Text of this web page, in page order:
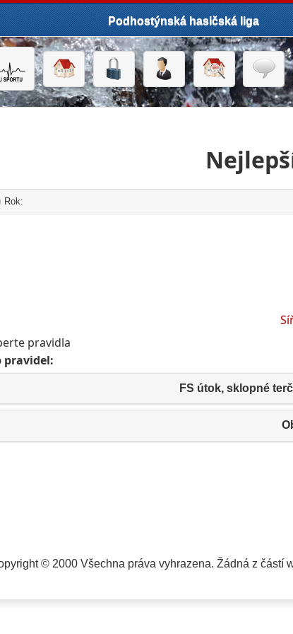
Podhostýnská hasičská liga
Rok:
pravidla
pravidel:
FS útok, sklopné
© 2000 Všechna práva vyhrazena. Žádná z částí